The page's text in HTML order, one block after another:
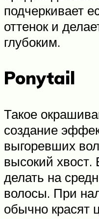
подчеркивает
оттенок и
глубоким.
Ponytail
Такое
создание
выгоревших
высокий хвост.
делать на
волосы. При
обычно красят